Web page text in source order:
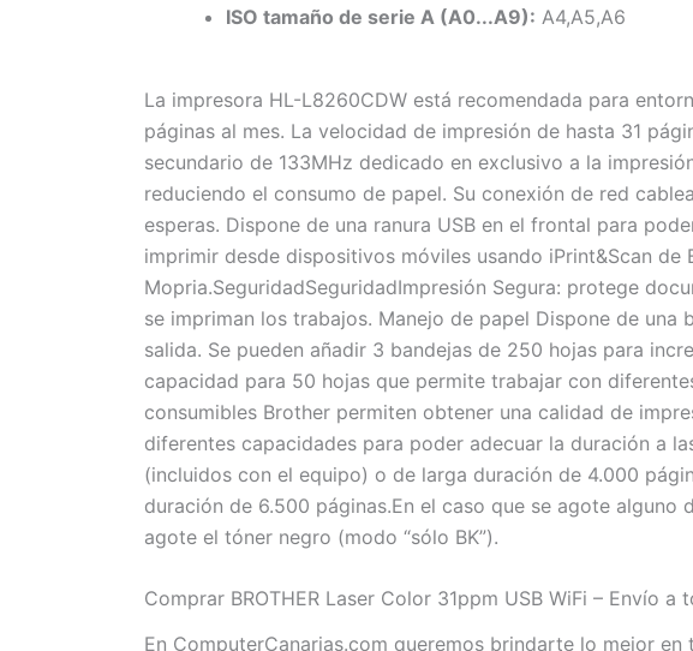
ISO tamaño de serie A (A0...A9): A4,A5,A6
La impresora HL-L8260CDW está recomendada para
páginas al mes. La velocidad de impresión de hasta 31
secundario de 133MHz dedicado en exclusivo a la
reduciendo el consumo de papel. Su conexión de red
esperas. Dispone de una ranura USB en el frontal para
imprimir desde dispositivos móviles usando iPrint&Scan
Mopria.SeguridadSeguridadImpresión Segura: protege
se impriman los trabajos. Manejo de papel Dispone de
salida. Se pueden añadir 3 bandejas de 250 hojas para
capacidad para 50 hojas que permite trabajar con
consumibles Brother permiten obtener una calidad de
diferentes capacidades para poder adecuar la duración a
(incluidos con el equipo) o de larga duración de 4.000
duración de 6.500 páginas.En el caso que se agote
agote el tóner negro (modo “sólo BK”).
Comprar BROTHER Laser Color 31ppm USB WiFi – Envío a
En ComputerCanarias.com queremos brindarte lo mejor en